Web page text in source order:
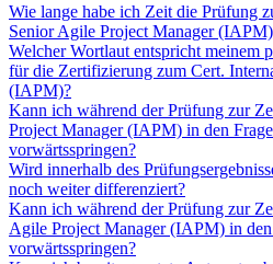
Wie lange habe ich Zeit die Prüfung
Senior Agile Project Manager
Welcher Wortlaut entspricht meinem
für die Zertifizierung zum Cert.
(IAPM)?
Kann ich während der Prüfung zur
Project Manager (IAPM) in den
vorwärtsspringen?
Wird innerhalb des
noch weiter differenziert?
Kann ich während der Prüfung zur
Agile Project Manager (IAPM) in
vorwärtsspringen?